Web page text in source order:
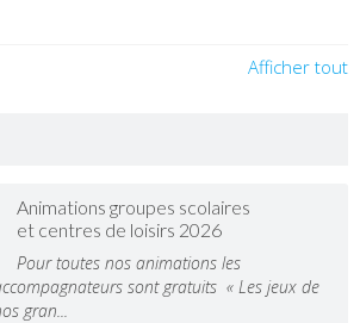
Afficher tout
Animations groupes scolaires
et centres de loisirs 2026
Pour toutes nos animations les
sont gratuits « Les jeux de
gran...